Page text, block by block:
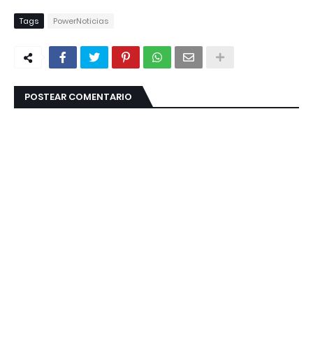
Tags PowerNoticias
POSTEAR COMENTARIO